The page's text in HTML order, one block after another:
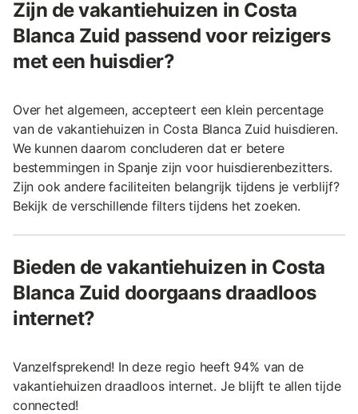
Zijn de vakantiehuizen in Costa
Blanca Zuid passend voor reizigers
met een huisdier?
Over het algemeen, accepteert een klein percentage
van de vakantiehuizen in Costa Blanca Zuid huisdieren.
We kunnen daarom concluderen dat er betere
bestemmingen in Spanje zijn voor huisdierenbezitters.
Zijn ook andere faciliteiten belangrijk tijdens je verblijf?
Bekijk de verschillende filters tijdens het zoeken.
Bieden de vakantiehuizen in Costa
Blanca Zuid doorgaans draadloos
internet?
Vanzelfsprekend! In deze regio heeft 94% van de
vakantiehuizen draadloos internet. Je blijft te allen tijde
connected!